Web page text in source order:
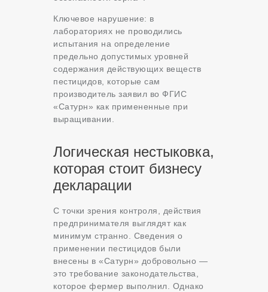
Ключевое нарушение: в
лабораториях не проводились
испытания на определение
предельно допустимых уровней
содержания действующих веществ
пестицидов, которые сам
производитель заявил во ФГИС
«Сатурн» как примененные при
выращивании.
Логическая нестыковка,
которая стоит бизнесу
декларации
С точки зрения контроля, действия
предпринимателя выглядят как
минимум странно. Сведения о
применении пестицидов были
внесены в «Сатурн» добровольно —
это требование законодательства,
которое фермер выполнил. Однако